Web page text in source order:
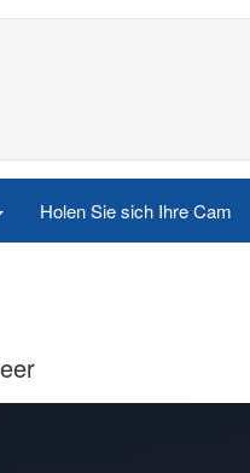
Holen Sie sich Ihre Cam